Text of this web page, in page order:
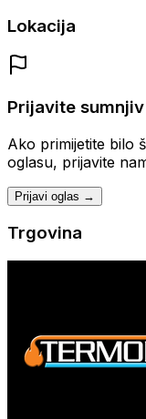
Lokacija
Prijavite
Ako primijetite bilo
oglasu, prijavite
Prijavi oglas →
Trgovina